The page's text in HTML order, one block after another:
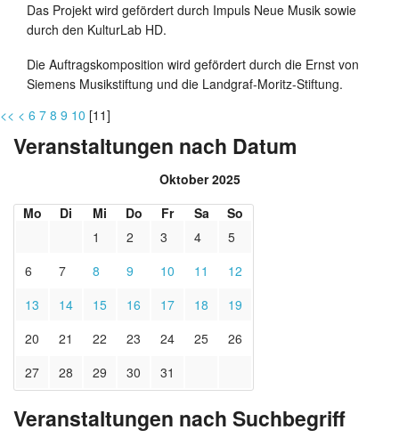
Das Projekt wird gefördert durch Impuls Neue Musik sowie
durch den KulturLab HD.
Die Auftragskomposition wird gefördert durch die Ernst von
Siemens Musikstiftung und die Landgraf-Moritz-Stiftung.
<< < 6 7 8 9 10 [11]
Veranstaltungen nach Datum
Oktober 2025
Mo
Di Mi Do Fr Sa
So
1
2 3 4
5
6
7 8 9 10 11
12
13
14 15 16 17 18
19
20
21 22 23 24 25
26
27
28 29 30 31
Veranstaltungen nach Suchbegriff